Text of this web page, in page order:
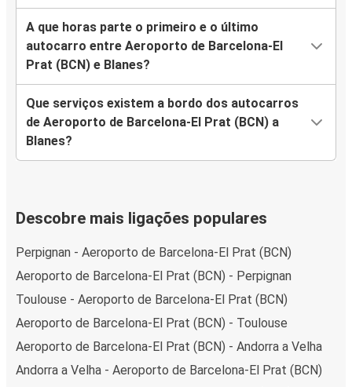
A que horas parte o primeiro e o último
autocarro entre Aeroporto de Barcelona-El
Prat (BCN) e Blanes?
Que serviços existem a bordo dos autocarros
de Aeroporto de Barcelona-El Prat (BCN) a
Blanes?
Descobre mais ligações populares
Perpignan - Aeroporto de Barcelona-El Prat (BCN)
Aeroporto de Barcelona-El Prat (BCN) - Perpignan
Toulouse - Aeroporto de Barcelona-El Prat (BCN)
Aeroporto de Barcelona-El Prat (BCN) - Toulouse
Aeroporto de Barcelona-El Prat (BCN) - Andorra a Velha
Andorra a Velha - Aeroporto de Barcelona-El Prat (BCN)